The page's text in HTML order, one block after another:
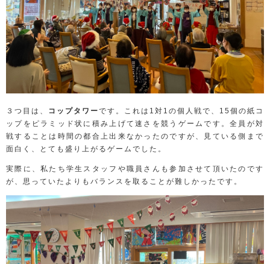
３つ目は、 コップタワーです。これは 1 対 1 の個人戦で、 15 個の紙コ
ップをピラミッド状に積み上げて速さを競うゲームです。全員が対
戦することは時間の都合上出来なかったのですが、見ている側まで
面白く、とても盛り上がるゲームでした。
実際に、私たち学生スタッフや職員さんも参加させて頂いたのです
が、思っていたよりもバランスを取ることが難しかったです。